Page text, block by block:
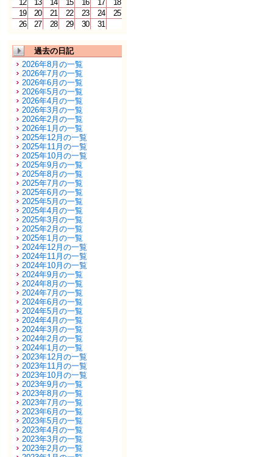
12
13 14 15 16 17
18
19
20 21 22 23 24
25
26
27 28 29 30 31
過去の日記
2026年8月の一覧
2026年7月の一覧
2026年6月の一覧
2026年5月の一覧
2026年4月の一覧
2026年3月の一覧
2026年2月の一覧
2026年1月の一覧
2025年12月の一覧
2025年11月の一覧
2025年10月の一覧
2025年9月の一覧
2025年8月の一覧
2025年7月の一覧
2025年6月の一覧
2025年5月の一覧
2025年4月の一覧
2025年3月の一覧
2025年2月の一覧
2025年1月の一覧
2024年12月の一覧
2024年11月の一覧
2024年10月の一覧
2024年9月の一覧
2024年8月の一覧
2024年7月の一覧
2024年6月の一覧
2024年5月の一覧
2024年4月の一覧
2024年3月の一覧
2024年2月の一覧
2024年1月の一覧
2023年12月の一覧
2023年11月の一覧
2023年10月の一覧
2023年9月の一覧
2023年8月の一覧
2023年7月の一覧
2023年6月の一覧
2023年5月の一覧
2023年4月の一覧
2023年3月の一覧
2023年2月の一覧